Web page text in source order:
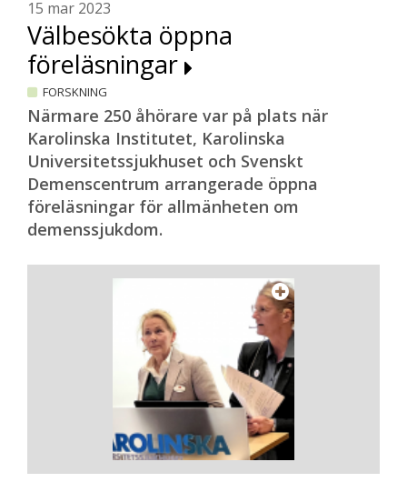
15 mar 2023
Välbesökta öppna
föreläsningar
FORSKNING
Närmare 250 åhörare var på plats när
Karolinska Institutet, Karolinska
Universitetssjukhuset och Svenskt
Demenscentrum arrangerade öppna
föreläsningar för allmänheten om
demenssjukdom.